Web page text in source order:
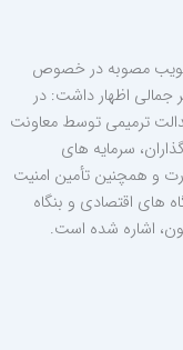
تصویب مصوبه در خصوص
جمالی اظهار داشت: در
ترمیمی توسط معاونت
سرمایه های
و همچنین تأمین امنیت
های اقتصادی و بنگاه
اشاره شده است.